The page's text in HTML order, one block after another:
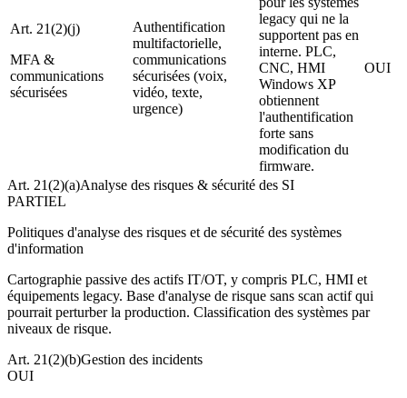
Art. 21(2)(j)
MFA &
communications
sécurisées
Authentification
multifactorielle,
communications
sécurisées (voix,
vidéo, texte,
urgence)
legacy qui ne la
supportent pas en
interne. PLC,
CNC, HMI
Windows XP
obtiennent
l'authentification
forte sans
modification du
firmware.
OUI
Art. 21(2)(a)Analyse des risques & sécurité des SI
PARTIEL
Politiques d'analyse des risques et de sécurité des systèmes
d'information
Cartographie passive des actifs IT/OT, y compris PLC, HMI et
équipements legacy. Base d'analyse de risque sans scan actif qui
pourrait perturber la production. Classification des systèmes par
niveaux de risque.
Art. 21(2)(b)Gestion des incidents
OUI